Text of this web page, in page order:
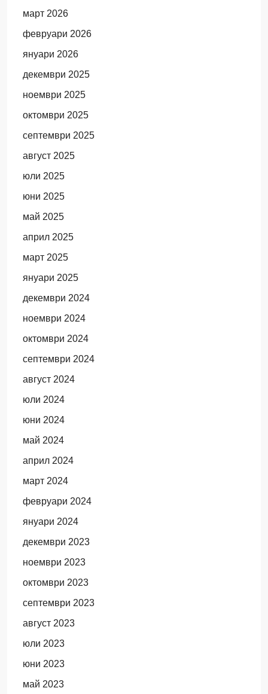
март 2026
февруари 2026
януари 2026
декември 2025
ноември 2025
октомври 2025
септември 2025
август 2025
юли 2025
юни 2025
май 2025
април 2025
март 2025
януари 2025
декември 2024
ноември 2024
октомври 2024
септември 2024
август 2024
юли 2024
юни 2024
май 2024
април 2024
март 2024
февруари 2024
януари 2024
декември 2023
ноември 2023
октомври 2023
септември 2023
август 2023
юли 2023
юни 2023
май 2023